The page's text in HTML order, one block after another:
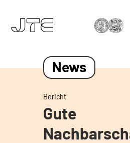
News
Bericht
Gute